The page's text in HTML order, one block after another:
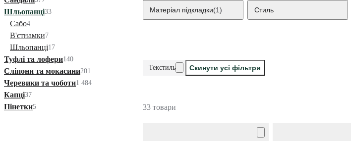
Шльопанці33
Сабо4
В'єтнамки7
Шльопанці17
Туфлі та лофери140
Сліпони та мокасини201
Черевики та чоботи1 484
Капці37
Пінетки5
Матеріал підкладки(1) Стиль
Текстиль Скинути усі фільтри
33 товари